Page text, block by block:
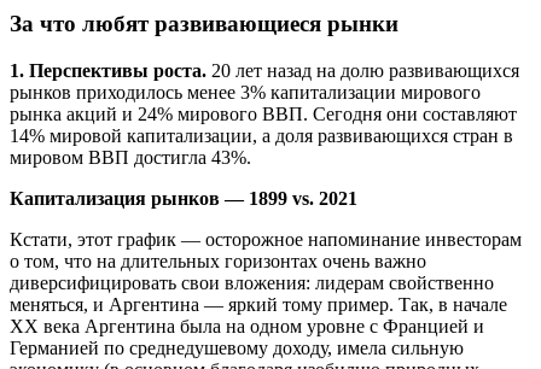
За что любят развивающиеся рынки
1. Перспективы роста. 20 лет назад на долю развивающихся
рынков приходилось менее 3% капитализации мирового
рынка акций и 24% мирового ВВП. Сегодня они составляют
14% мировой капитализации, а доля развивающихся стран в
мировом ВВП достигла 43%.
Капитализация рынков — 1899 vs. 2021
Кстати, этот график — осторожное напоминание инвесторам
о том, что на длительных горизонтах очень важно
диверсифицировать свои вложения: лидерам свойственно
меняться, и Аргентина — яркий тому пример. Так, в начале
XX века Аргентина была на одном уровне с Францией и
Германией по среднедушевому доходу, имела сильную